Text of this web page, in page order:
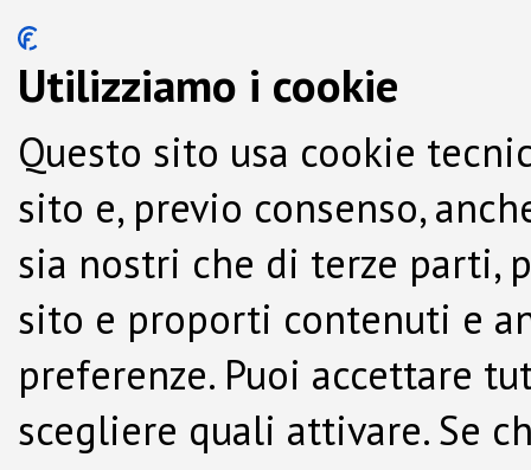
Utilizziamo i cookie
Questo sito usa cookie
sito e, previo consenso,
sia nostri che di terze parti,
sito e proporti contenuti e
preferenze. Puoi accettare
scegliere quali attivare. Se